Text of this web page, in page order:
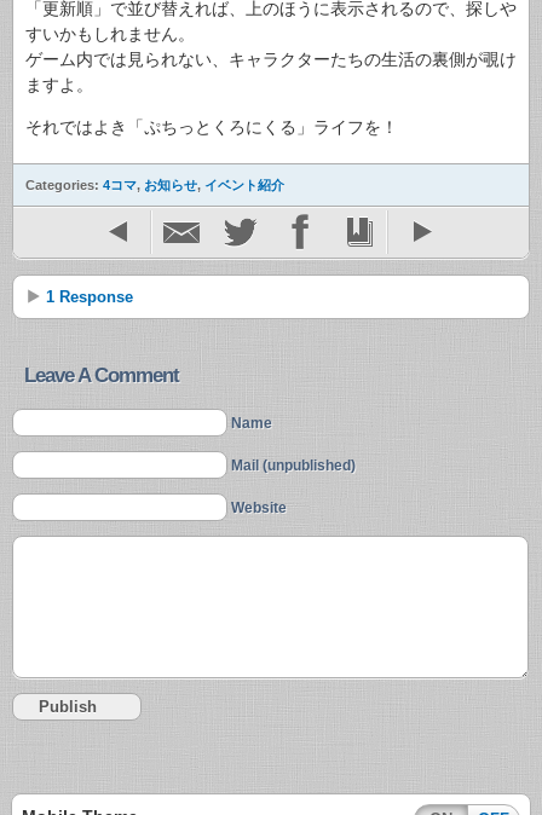
「更新順」で並び替えれば、上のほうに表示されるので、探しや
すいかもしれません。
ゲーム内では見られない、キャラクターたちの生活の裏側が覗け
ますよ。
それではよき「ぷちっとくろにくる」ライフを！
Categories: 4コマ, お知らせ, イベント紹介
1 Response
Leave A Comment
Name
Mail (unpublished)
Website